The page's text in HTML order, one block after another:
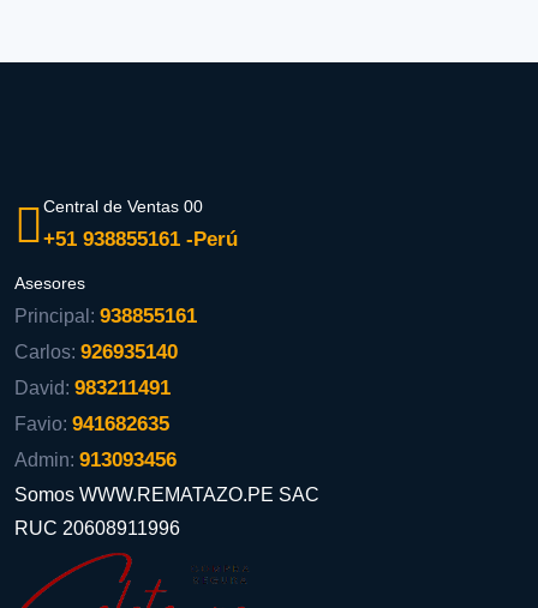
Central de Ventas 00
+51 938855161 -Perú
Asesores
Principal: 938855161
Carlos: 926935140
David: 983211491
Favio: 941682635
Admin: 913093456
Somos WWW.REMATAZO.PE SAC
RUC 20608911996